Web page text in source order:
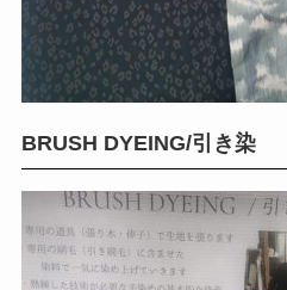
BRUSH DYEING/引き染